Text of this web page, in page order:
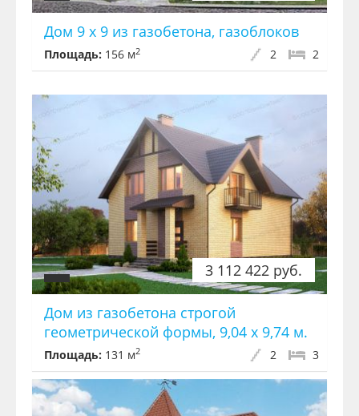
Дом 9 х 9 из газобетона, газоблоков
Площадь: 156 м2 2
2
3 112 422 руб.
Дом из газобетона строгой
геометрической формы, 9,04 х 9,74 м.
Площадь: 131 м2 3
2